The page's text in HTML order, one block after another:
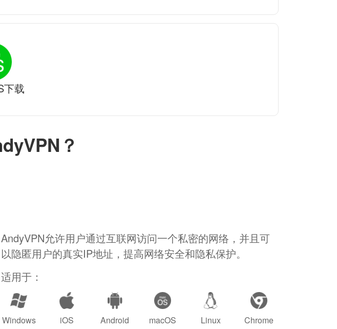
？
AndyVPN允许用户通过互联网访问一个私密的网络，并且可
以隐匿用户的真实IP地址，提高网络安全和隐私保护。
适用于：
Windows iOS Android macOS Linux Chrome
下载